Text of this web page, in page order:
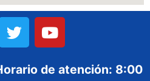
de atención: 8:00